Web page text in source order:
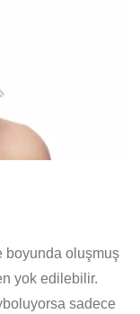
boyunda oluşmuş
yok edilebilir.
sadece